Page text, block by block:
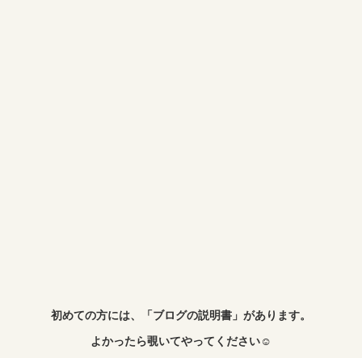
初めての方には、「ブログの説明書」があります。
よかったら覗いてやってください☺︎